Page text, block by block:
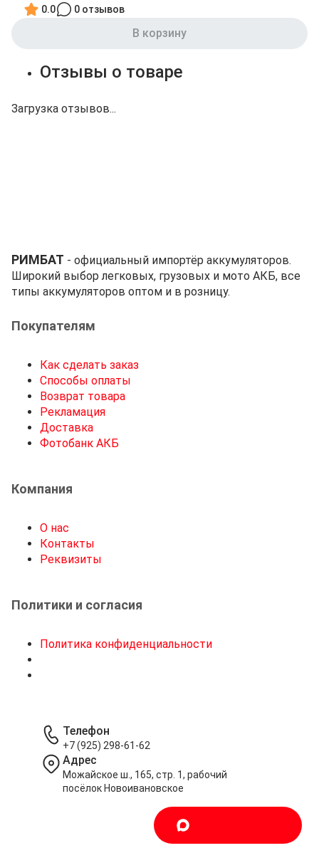
0.0 0 отзывов
В корзину
Отзывы о товаре
Загрузка отзывов...
РИМБАТ - официальный импортёр аккумуляторов.
Широкий выбор легковых, грузовых и мото АКБ, все
типы аккумуляторов оптом и в розницу.
Покупателям
Как сделать заказ
Способы оплаты
Возврат товара
Рекламация
Доставка
Фотобанк АКБ
Компания
О нас
Контакты
Реквизиты
Политики и согласия
Политика конфиденциальности
Телефон
+7 (925) 298-61-62
Адрес
Можайское ш., 165, стр. 1, рабочий
посёлок Новоивановское